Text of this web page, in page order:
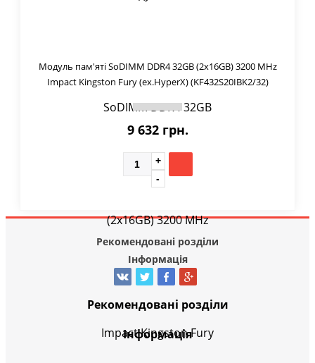
Модуль пам'яті SoDIMM DDR4 32GB (2x16GB) 3200 MHz
Impact Kingston Fury (ex.HyperX) (KF432S20IBK2/32)
9 632 грн.
Рекомендовані розділи
Інформація
Рекомендовані розділи
Інформація